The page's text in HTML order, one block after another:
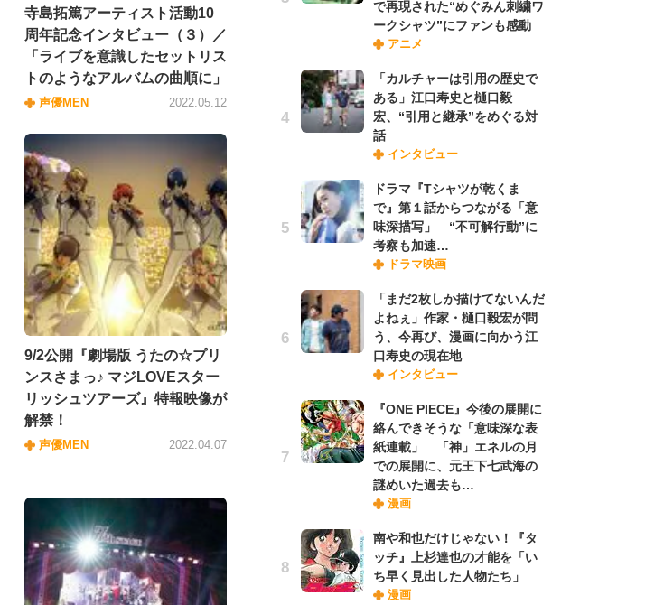
寺島拓篤アーティスト活動10
周年記念インタビュー（３）／
「ライブを意識したセットリス
トのようなアルバムの曲順に」
声優MEN 2022.05.12
9/2公開『劇場版 うたの☆プリ
ンスさまっ♪ マジLOVEスター
リッシュツアーズ』特報映像が
解禁！
声優MEN 2022.04.07
で再現された“めぐみん刺繍ワ
ークシャツ”にファンも感動
アニメ
「カルチャーは引用の歴史で
ある」江口寿史と樋口毅
宏、“引用と継承”をめぐる対
話
インタビュー
ドラマ『Tシャツが乾くま
で』第１話からつながる「意
味深描写」 “不可解行動”に
考察も加速…
ドラマ映画
「まだ2枚しか描けてないんだ
よねぇ」作家・樋口毅宏が問
う、今再び、漫画に向かう江
口寿史の現在地
インタビュー
『ONE PIECE』今後の展開に
絡んできそうな「意味深な表
紙連載」 「神」エネルの月
での展開に、元王下七武海の
謎めいた過去も…
漫画
南や和也だけじゃない！『タ
ッチ』上杉達也の才能を「い
ち早く見出した人物たち」
漫画